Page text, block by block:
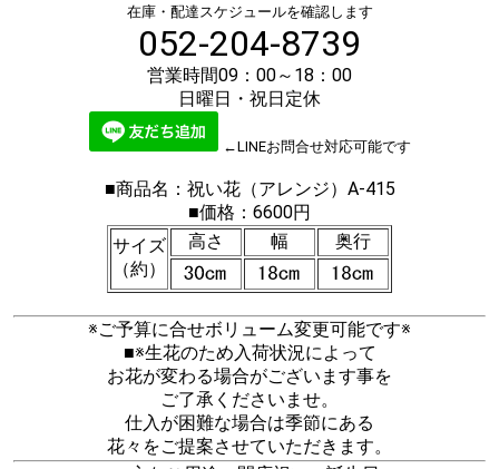
在庫・配達スケジュールを確認します
052-204-8739
営業時間09：00～18：00
日曜日・祝日定休
←LINEお問合せ対応可能です
■商品名：祝い花（アレンジ）A-415
■価格：6600円
サイズ
（約）
高さ 幅 奥行
※ご予算に合せボリューム変更可能です※
■※生花のため入荷状況によって
お花が変わる場合がございます事を
ご了承くださいませ。
仕入が困難な場合は季節にある
花々をご提案させていただきます。